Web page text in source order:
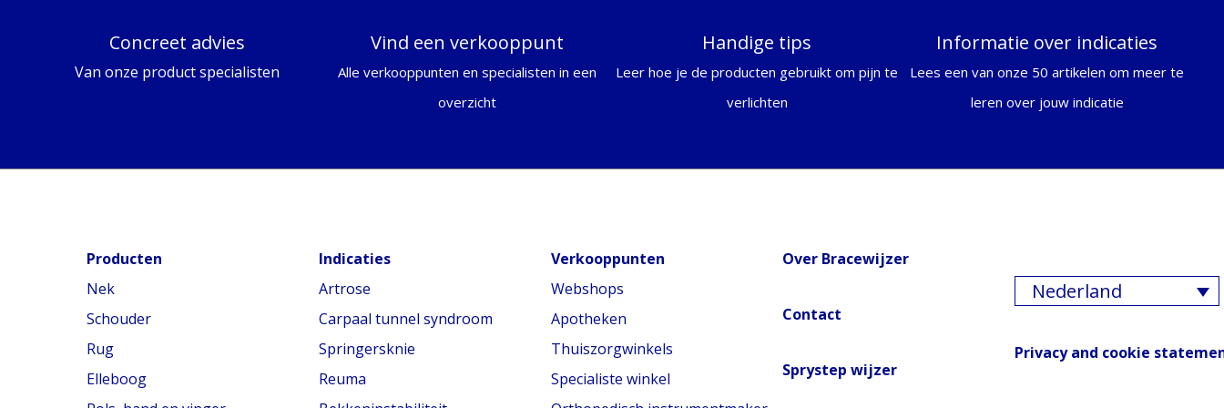
Concreet advies
Van onze product specialisten
Vind een verkooppunt
Alle verkooppunten en specialisten in een
overzicht
Handige tips
Leer hoe je de producten gebruikt om pijn te
verlichten
Informatie over indicaties
Lees een van onze 50 artikelen om meer te
leren over jouw indicatie
Producten
Nek
Schouder
Rug
Elleboog
Indicaties
Artrose
Carpaal tunnel syndroom
Springersknie
Reuma
Verkooppunten
Webshops
Apotheken
Thuiszorgwinkels
Specialiste winkel
Over Bracewijzer
Contact
Sprystep wijzer
Nederland
Privacy and cookie